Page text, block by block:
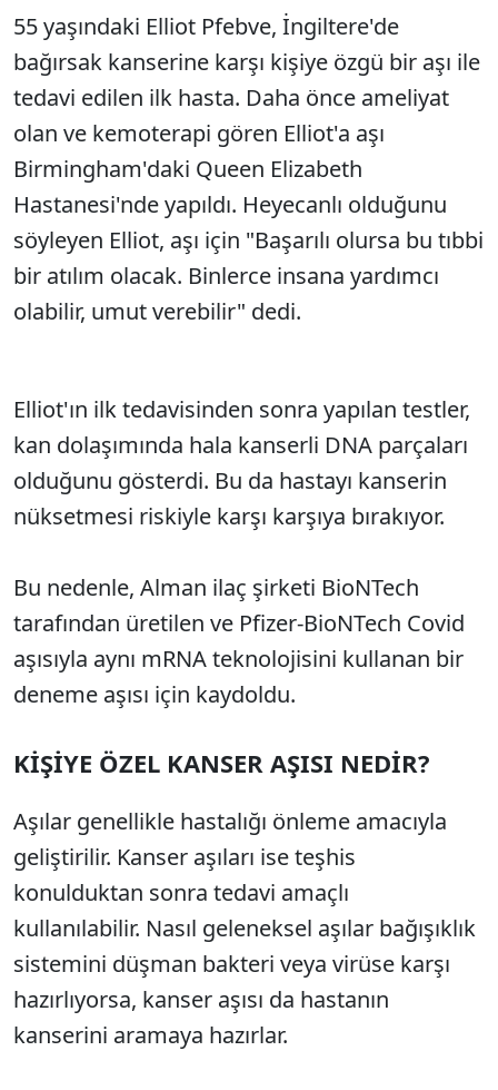
55 yaşındaki Elliot Pfebve, İngiltere'de
bağırsak kanserine karşı kişiye özgü bir aşı ile
tedavi edilen ilk hasta. Daha önce ameliyat
olan ve kemoterapi gören Elliot'a aşı
Birmingham'daki Queen Elizabeth
Hastanesi'nde yapıldı. Heyecanlı olduğunu
söyleyen Elliot, aşı için "Başarılı olursa bu tıbbi
bir atılım olacak. Binlerce insana yardımcı
olabilir, umut verebilir" dedi.
Elliot'ın ilk tedavisinden sonra yapılan testler,
kan dolaşımında hala kanserli DNA parçaları
olduğunu gösterdi. Bu da hastayı kanserin
nüksetmesi riskiyle karşı karşıya bırakıyor.
Bu nedenle, Alman ilaç şirketi BioNTech
tarafından üretilen ve Pfizer-BioNTech Covid
aşısıyla aynı mRNA teknolojisini kullanan bir
deneme aşısı için kaydoldu.
KİŞİYE ÖZEL KANSER AŞISI NEDİR?
Aşılar genellikle hastalığı önleme amacıyla
geliştirilir. Kanser aşıları ise teşhis
konulduktan sonra tedavi amaçlı
kullanılabilir. Nasıl geleneksel aşılar bağışıklık
sistemini düşman bakteri veya virüse karşı
hazırlıyorsa, kanser aşısı da hastanın
kanserini aramaya hazırlar.